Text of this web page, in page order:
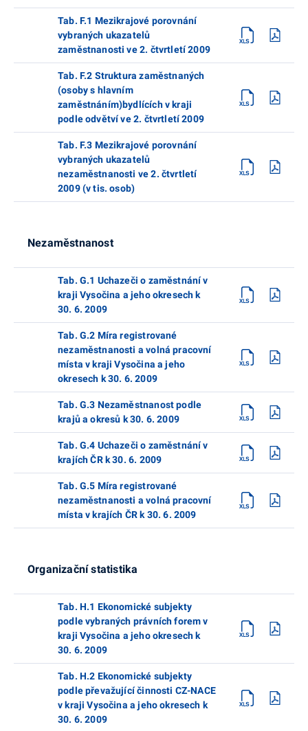
Tab. F.1 Mezikrajové porovnání
vybraných ukazatelů
zaměstnanosti ve 2. čtvrtletí 2009
Tab. F.2 Struktura zaměstnaných
(osoby s hlavním
zaměstnáním)bydlících v kraji
podle odvětví ve 2. čtvrtletí 2009
Tab. F.3 Mezikrajové porovnání
vybraných ukazatelů
nezaměstnanosti ve 2. čtvrtletí
2009 (v tis. osob)
Nezaměstnanost
Tab. G.1 Uchazeči o zaměstnání v
kraji Vysočina a jeho okresech k
30. 6. 2009
Tab. G.2 Míra registrované
nezaměstnanosti a volná pracovní
místa v kraji Vysočina a jeho
okresech k 30. 6. 2009
Tab. G.3 Nezaměstnanost podle
krajů a okresů k 30. 6. 2009
Tab. G.4 Uchazeči o zaměstnání v
krajích ČR k 30. 6. 2009
Tab. G.5 Míra registrované
nezaměstnanosti a volná pracovní
místa v krajích ČR k 30. 6. 2009
Organizační statistika
Tab. H.1 Ekonomické subjekty
podle vybraných právních forem v
kraji Vysočina a jeho okresech k
30. 6. 2009
Tab. H.2 Ekonomické subjekty
podle převažující činnosti CZ-NACE
v kraji Vysočina a jeho okresech k
30. 6. 2009